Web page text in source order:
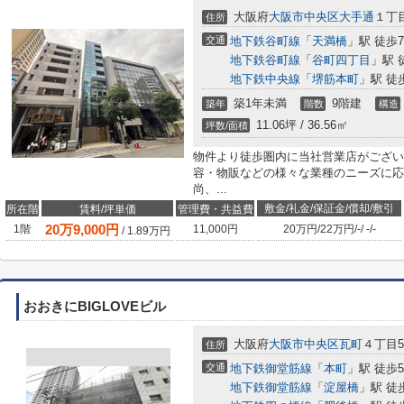
住所 大阪府大阪市中央区大手通 １丁
交通 地下鉄谷町線 「 天満橋 」駅 徒歩
地下鉄谷町線 「 谷町四丁目 」駅
地下鉄中央線 「 堺筋本町 」駅 徒
築年 築1年未満 階数 9階建 構造
坪数/面積 11.06坪 / 36.56㎡
物件より徒歩圏内に当社営業店がござ
容・物販などの様々な業種のニーズに
尚、...
所在階 賃料/坪単価 管理費・共益費
敷金/礼金/保証金/償却/敷引
1階
20万9,000円 / 1.89万円 11,000円 20万円/22万円/-/-/-
おおきにBIGLOVEビル
住所 大阪府大阪市中央区瓦町 ４丁目
交通 地下鉄御堂筋線 「 本町 」駅 徒歩
地下鉄御堂筋線 「 淀屋橋 」駅 徒